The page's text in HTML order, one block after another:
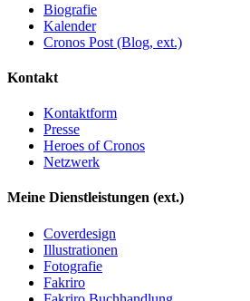
Biografie
Kalender
Cronos Post (Blog, ext.)
Kontakt
Kontaktform
Presse
Heroes of Cronos
Netzwerk
Meine Dienstleistungen (ext.)
Coverdesign
Illustrationen
Fotografie
Fakriro